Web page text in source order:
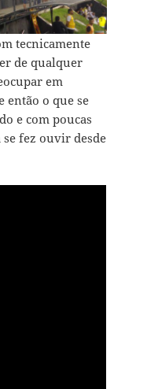
tecnicamente
de qualquer
em
então o que se
e com poucas
fez ouvir desde